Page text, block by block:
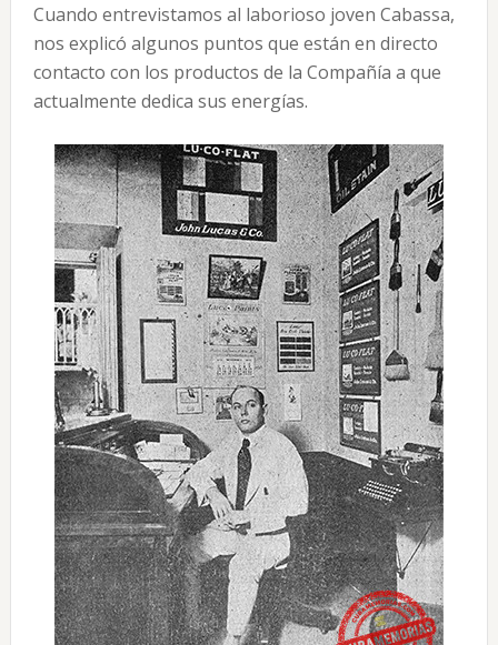
Cuando entrevistamos al laborioso joven Cabassa,
nos explicó algunos puntos que están en directo
contacto con los productos de la Compañía a que
actualmente dedica sus energías.